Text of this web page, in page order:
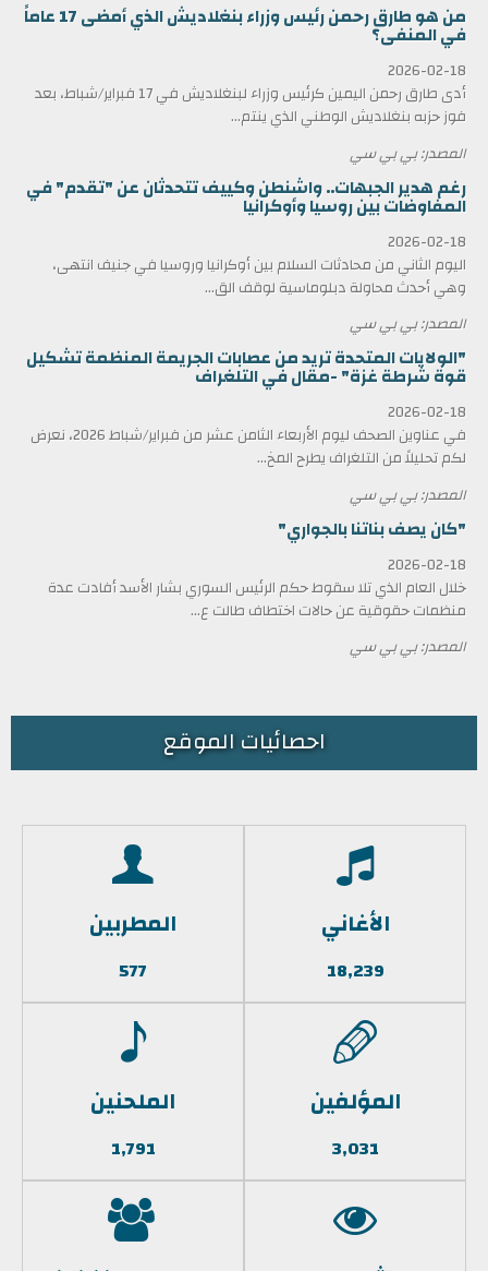
من هو طارق رحمن رئيس وزراء بنغلاديش الذي أمضى 17 عاماً
في المنفى؟
2026-02-18
أدى طارق رحمن اليمين كرئيس وزراء لبنغلاديش في 17 فبراير/شباط، بعد
فوز حزبه بنغلاديش الوطني الذي ينتم...
المصدر: بي بي سي
رغم هدير الجبهات.. واشنطن وكييف تتحدثان عن "تقدم" في
المفاوضات بين روسيا وأوكرانيا
2026-02-18
اليوم الثاني من محادثات السلام بين أوكرانيا وروسيا في جنيف انتهى،
وهي أحدث محاولة دبلوماسية لوقف الق...
المصدر: بي بي سي
"الولايات المتحدة تريد من عصابات الجريمة المنظمة تشكيل
قوة شرطة غزة" -مقال في التلغراف
2026-02-18
في عناوين الصحف ليوم الأربعاء الثامن عشر من فبراير/شباط 2026، نعرض
لكم تحليلاً من التلغراف يطرح المخ...
المصدر: بي بي سي
"كان يصف بناتنا بالجواري"
2026-02-18
خلال العام الذي تلا سقوط حكم الرئيس السوري بشار الأسد أفادت عدة
منظمات حقوقية عن حالات اختطاف طالت ع...
المصدر: بي بي سي
احصائيات الموقع
الأغاني
18,239
المطربين
577
المؤلفين
3,031
الملحنين
1,791